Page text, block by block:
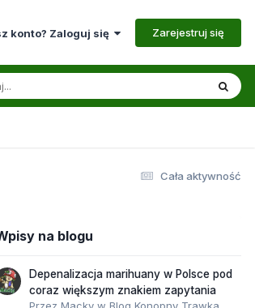
konto? Zaloguj się Zarejestruj się
Cała aktywność
na blogu
Depenalizacja marihuany w Polsce pod
coraz większym znakiem zapytania
Przez Macky w Blog Konopny Trawka